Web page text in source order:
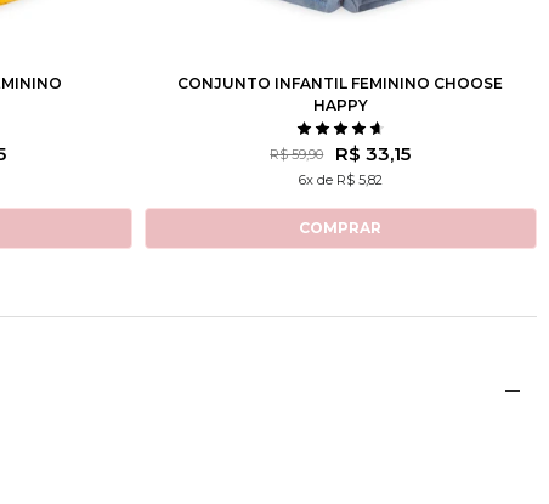
CONJUNTO INFANTIL FEMININO CHOOSE
HAPPY
R$ 59,90 R$ 33,15
6x de R$ 5,82
COMPRAR